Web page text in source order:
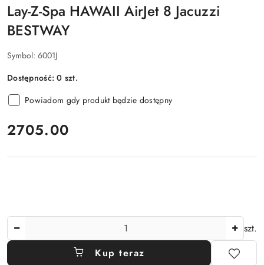
Lay-Z-Spa HAWAII AirJet 8 Jacuzzi
BESTWAY
Symbol: 6001J
Dostępność:0 szt.
Powiadom gdy produkt będzie dostępny
cena:
2705.00
szt.
Kup teraz